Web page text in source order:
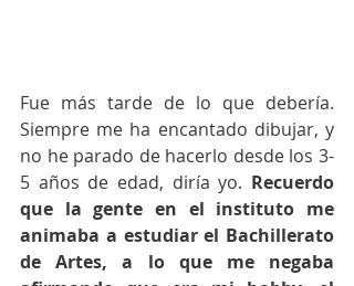
Fue más tarde de lo que debería.
Siempre me ha encantado dibujar, y
no he parado de hacerlo desde los 3-
5 años de edad, diría yo. Recuerdo
que la gente en el instituto me
animaba a estudiar el Bachillerato
de Artes, a lo que me negaba